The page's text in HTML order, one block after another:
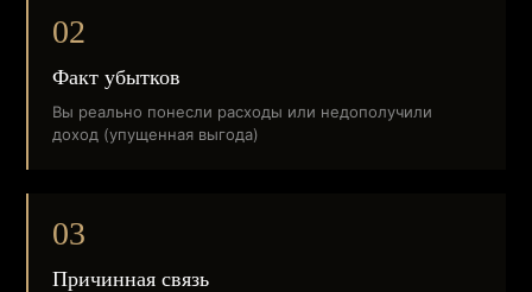
02
Факт убытков
Вы реально понесли расходы или недополучили
доход (упущенная выгода)
03
Причинная связь